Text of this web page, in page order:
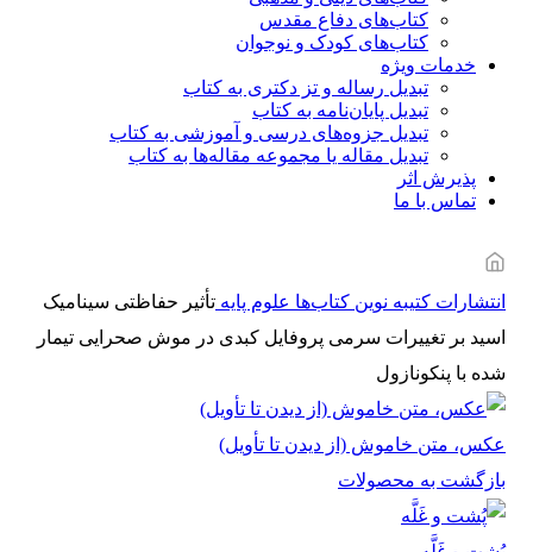
کتاب‌های دفاع مقدس
کتاب‌های کودک و نوجوان
خدمات ویژه
تبدیل رساله و تز دکتری به کتاب
تبدیل پایان‌نامه به کتاب
تبدیل جزوه‌های درسی و آموزشی به کتاب
تبدیل مقاله یا مجموعه مقاله‌ها به کتاب
پذیرش اثر
تماس با ما
انتشارات کتیبه نوین کتاب‌ها علوم پایه تأثیر ﺣﻔﺎﻇﺘﯽ ﺳﯿﻨﺎﻣﯿﮏ
اﺳﯿﺪ ﺑﺮ ﺗﻐﯿﯿﺮات ﺳﺮﻣﯽ ﭘﺮوﻓﺎﯾﻞ ﮐﺒﺪی در ﻣﻮش ﺻﺤﺮاﯾﯽ ﺗﯿﻤﺎر
ﺷﺪه ﺑﺎ ﭘﻨﮑﻮﻧﺎزول
عکس، متن خاموش (از دیدن تا تأویل)
بازگشت به محصولات